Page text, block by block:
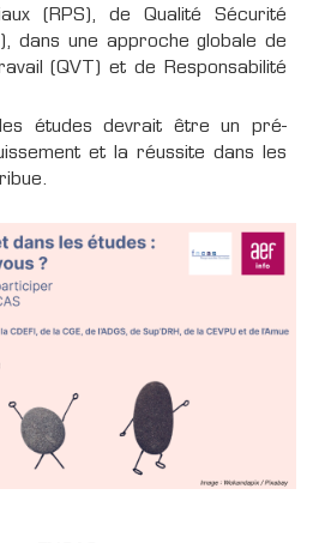
(RPS), de Qualité Sécurité
dans une approche globale de
(QVT) et de Responsabilité
études devrait être un pré-
et la réussite dans les